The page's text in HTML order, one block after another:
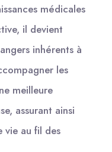
médicales
il devient
inhérents à
les
meilleure
assurant ainsi
vie au fil des